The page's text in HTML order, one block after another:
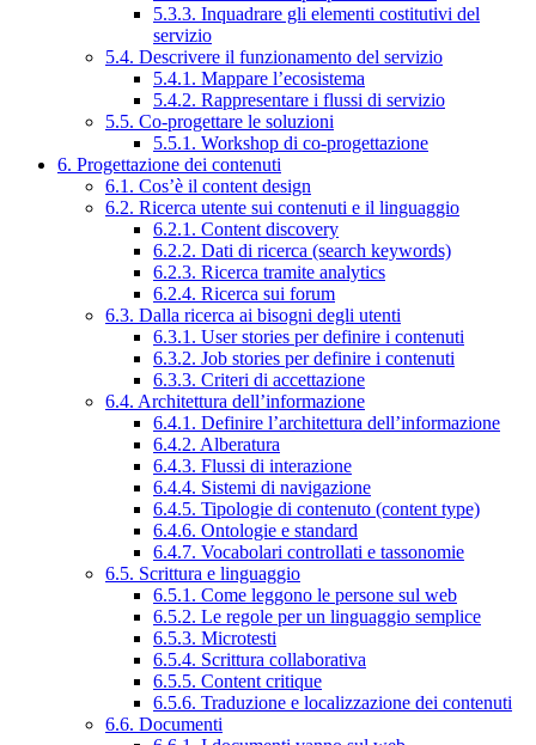
5.3.3. Inquadrare gli elementi costitutivi del
servizio
5.4. Descrivere il funzionamento del servizio
5.4.1. Mappare l’ecosistema
5.4.2. Rappresentare i flussi di servizio
5.5. Co-progettare le soluzioni
5.5.1. Workshop di co-progettazione
6. Progettazione dei contenuti
6.1. Cos’è il content design
6.2. Ricerca utente sui contenuti e il linguaggio
6.2.1. Content discovery
6.2.2. Dati di ricerca (search keywords)
6.2.3. Ricerca tramite analytics
6.2.4. Ricerca sui forum
6.3. Dalla ricerca ai bisogni degli utenti
6.3.1. User stories per definire i contenuti
6.3.2. Job stories per definire i contenuti
6.3.3. Criteri di accettazione
6.4. Architettura dell’informazione
6.4.1. Definire l’architettura dell’informazione
6.4.2. Alberatura
6.4.3. Flussi di interazione
6.4.4. Sistemi di navigazione
6.4.5. Tipologie di contenuto (content type)
6.4.6. Ontologie e standard
6.4.7. Vocabolari controllati e tassonomie
6.5. Scrittura e linguaggio
6.5.1. Come leggono le persone sul web
6.5.2. Le regole per un linguaggio semplice
6.5.3. Microtesti
6.5.4. Scrittura collaborativa
6.5.5. Content critique
6.5.6. Traduzione e localizzazione dei contenuti
6.6. Documenti